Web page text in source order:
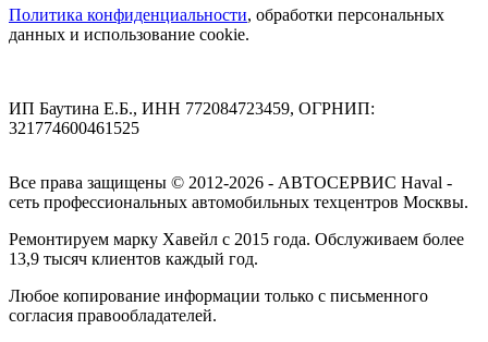
Политика конфиденциальности, обработки персональных
данных и использование cookie.
ИП Баутина Е.Б., ИНН 772084723459, ОГРНИП:
321774600461525
Все права защищены © 2012-2026 - АВТОСЕРВИС Haval -
сеть профессиональных автомобильных техцентров Москвы.
Ремонтируем марку Хавейл с 2015 года. Обслуживаем более
13,9 тысяч клиентов каждый год.
Любое копирование информации только с письменного
согласия правообладателей.